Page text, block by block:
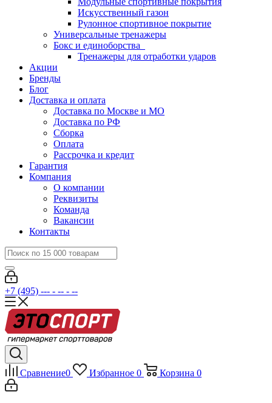
Искусственный газон
Рулонное спортивное покрытие
Универсальные тренажеры
Бокс и единоборства
Тренажеры для отработки ударов
Акции
Бренды
Блог
Доставка и оплата
Доставка по Москве и МО
Доставка по РФ
Сборка
Оплата
Рассрочка и кредит
Гарантия
Компания
О компании
Реквизиты
Команда
Вакансии
Контакты
+7 (495) --- - -- - --
Сравнение0 Избранное 0 Корзина 0